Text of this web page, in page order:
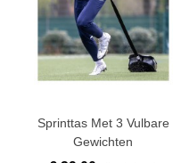
Sprinttas Met 3 Vulbare
Gewichten